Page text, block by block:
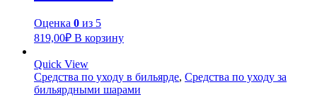
Оценка 0 из 5
819,00₽ В корзину
Quick View
Средства по уходу в бильярде, Средства по уходу за
бильярдными шарами